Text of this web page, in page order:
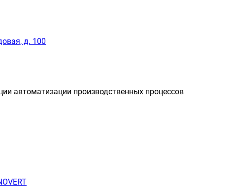
д. 100
автоматизации производственных процессов